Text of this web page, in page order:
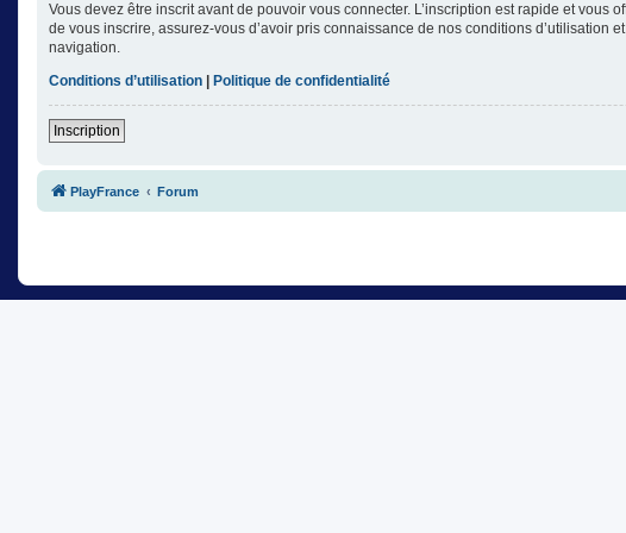
Vous devez être inscrit avant de pouvoir vous connecter. L’inscription est rapide et
de vous inscrire, assurez-vous d’avoir pris connaissance de nos conditions
navigation.
Conditions d’utilisation | Politique de confidentialité
Inscription
PlayFrance Forum